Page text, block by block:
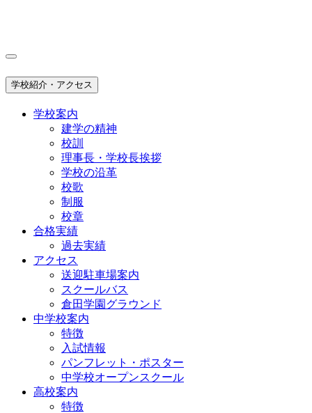
学校紹介・アクセス
学校案内
建学の精神
校訓
理事長・学校長挨拶
学校の沿革
校歌
制服
校章
合格実績
過去実績
アクセス
送迎駐車場案内
スクールバス
倉田学園グラウンド
中学校案内
特徴
入試情報
パンフレット・ポスター
中学校オープンスクール
高校案内
特徴